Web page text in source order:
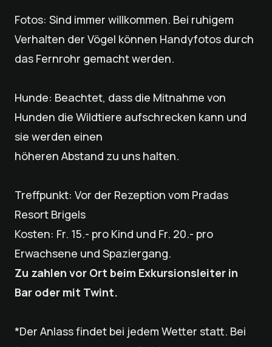
Fotos: Sind immer willkommen. Bei ruhigem
Verhalten der Vögel können Handyfotos durch
das Fernrohr gemacht werden.
Hunde: Beachtet, dass die Mitnahme von
Hunden die Wildtiere aufschrecken kann und
sie werden einen
höheren Abstand zu uns halten.
Treffpunkt: Vor der Rezeption vom Pradas
Resort Brigels
Kosten: Fr. 15.- pro Kind und Fr. 20.- pro
Erwachsene und Spaziergang.
Zu zahlen vor Ort beim Exkursionsleiter in
Bar oder mit Twint.
*Der Anlass findet bei jedem Wetter statt. Bei